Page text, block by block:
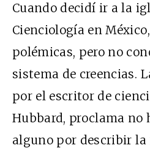
Cuando decidí ir a la
Cienciología en
polémicas, pero no
sistema de creencias.
por el escritor de
Hubbard, proclama no
alguno por describir